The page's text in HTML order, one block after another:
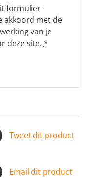
formulier
akkoord met de
van je
deze site. *
Tweet dit product
Email dit product